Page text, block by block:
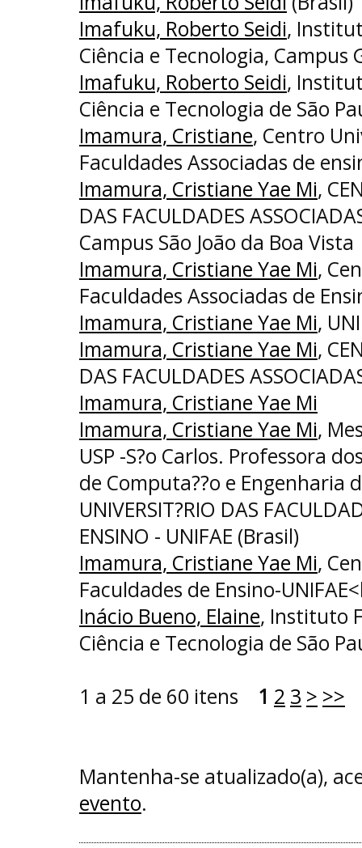
Imafuku, Roberto Seidi,
Ciência e Tecnologia, Campus
Imafuku, Roberto Seidi,
Ciência e Tecnologia de São
Imamura, Cristiane, Centro
Faculdades Associadas de
Imamura, Cristiane Yae Mi,
DAS FACULDADES
Campus São João da Boa Vista
Imamura, Cristiane Yae Mi,
Faculdades Associadas de
Imamura, Cristiane Yae Mi,
Imamura, Cristiane Yae Mi,
DAS FACULDADES
Imamura, Cristiane Yae Mi
Imamura, Cristiane Yae Mi,
USP -S?o Carlos. Professora
de Computa??o e Engenharia
UNIVERSIT?RIO DAS
ENSINO - UNIFAE (Brasil)
Imamura, Cristiane Yae Mi,
Faculdades de Ensino-
Inácio Bueno, Elaine, Instituto
Ciência e Tecnologia de São
1 a 25 de 60 itens 1 2 3 > >>
Mantenha-se atualizado(a),
evento.